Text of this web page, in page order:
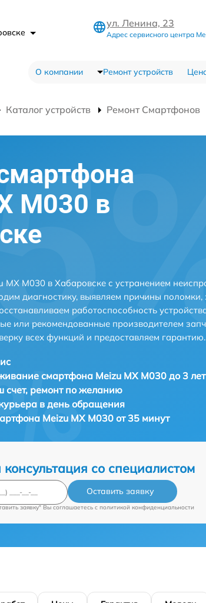
ул. Ленина, 23
Адрес сервисного центра
О компании Ремонт устройств
Каталог устройств Ремонт Смартфонов
M030 в
M030 в Хабаровске с устранением
диагностику, выявляем причины поломки,
работоспособность
или рекомендованные производителем
всех функций и предоставляем гарантию.
смартфона Meizu MX M030 до 3 лет
счет, ремонт по желанию
в день обращения
Meizu MX M030 от 35 минут
со специалистом
Оставить заявку
заявку" Вы соглашаетесь c политикой конфиденциальности